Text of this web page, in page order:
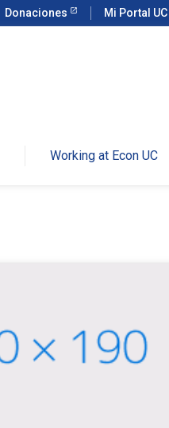
Donaciones Mi Portal UC
Working at Econ UC